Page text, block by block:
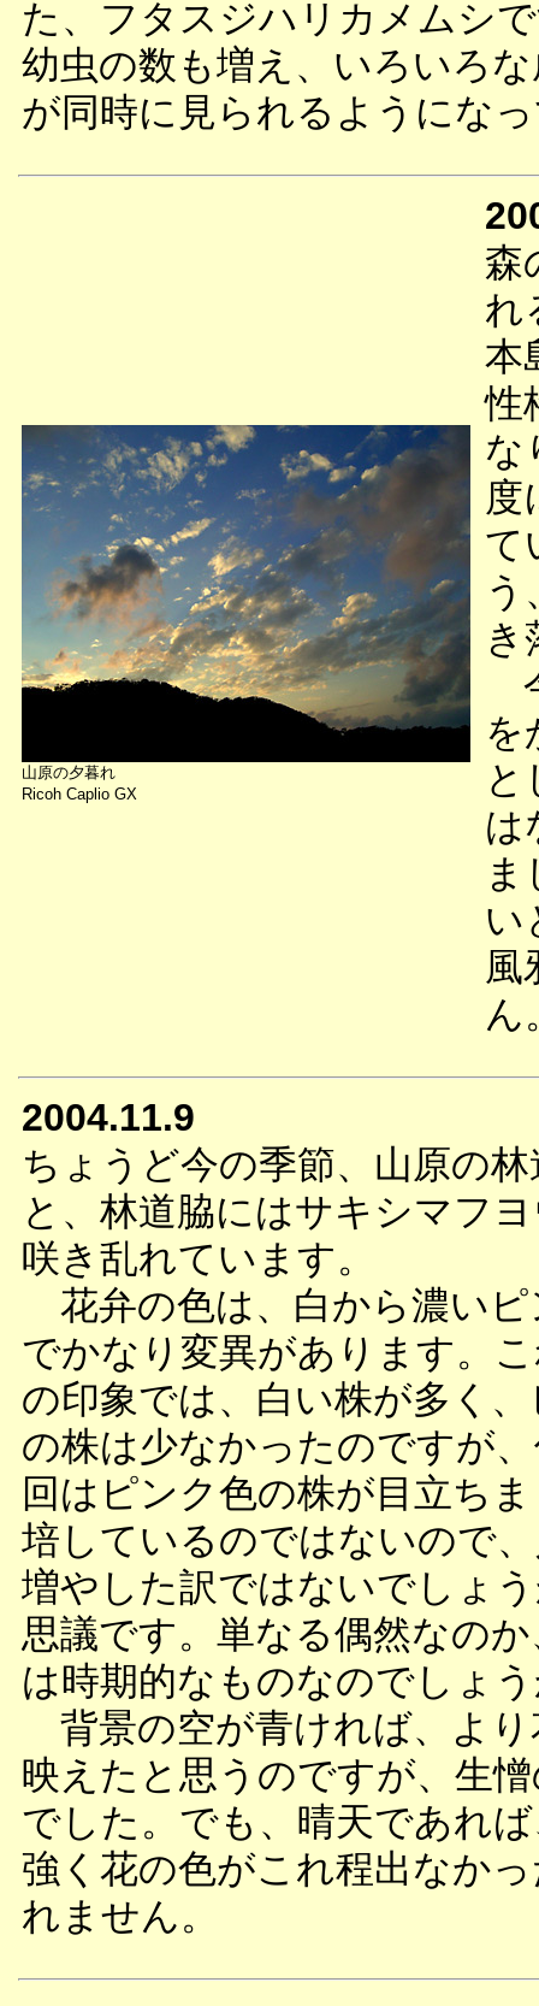
た、フタスジハリカメムシ
幼虫の数も増え、いろいろ
が同時に見られるようにな
山原の夕暮れ
Ricoh Caplio GX
森
れ
本
性
な
度
て
う
き
を
と
は
い
風
ん
2004.11.9
ちょうど今の季節、山原の
と、林道脇にはサキシマフ
咲き乱れています。
花弁の色は、白から濃いピ
でかなり変異があります。
の印象では、白い株が多く
の株は少なかったのですが
回はピンク色の株が目立ち
培しているのではないので
増やした訳ではないでしょ
思議です。単なる偶然なの
は時期的なものなのでしょ
背景の空が青ければ、より
映えたと思うのですが、生
でした。でも、晴天であれ
強く花の色がこれ程出なか
れません。